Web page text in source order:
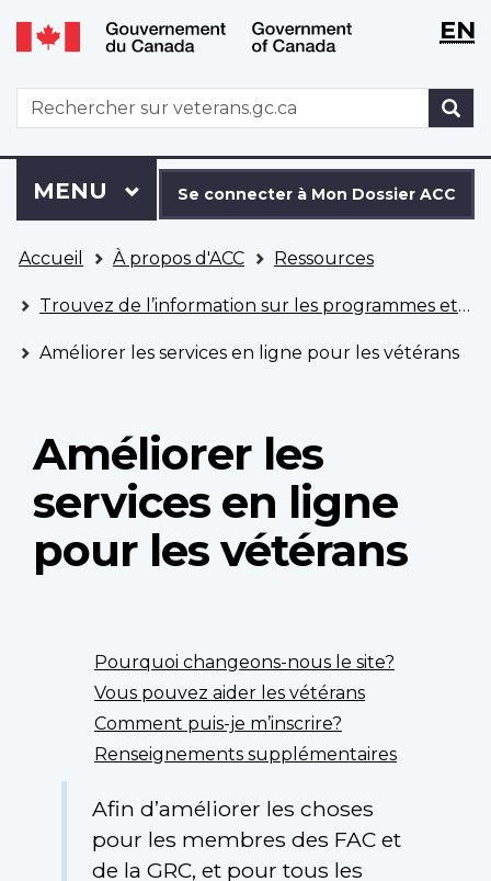
Aller
au
principal
Passer
à
version
HTML
simplifiée
WxT
WxTEN
WxT
Search
form
connecter
à
Dossier
ACC
Se connecter à Mon Dossier ACC
Menu
MENU PRINCIPAL
êtes
ici
Accueil À propos d'ACC Ressources
Trouvez de l’information sur les programmes et les services
Améliorer les services en ligne pour les vétérans
Améliorer les
services en ligne
pour les vétérans
cette
page
Pourquoi changeons-nous le site?
Vous pouvez aider les vétérans
Comment puis-je m’inscrire?
Renseignements supplémentaires
Afin d’améliorer les choses
pour les membres des FAC et
de la GRC, et pour tous les